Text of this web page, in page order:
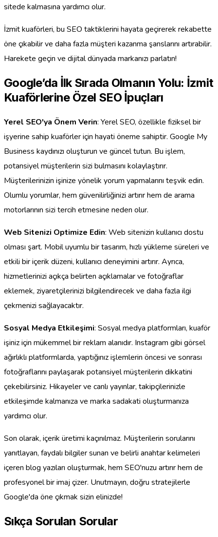
sitede kalmasına yardımcı olur.
İzmit kuaförleri, bu SEO taktiklerini hayata geçirerek rekabette
öne çıkabilir ve daha fazla müşteri kazanma şanslarını artırabilir.
Harekete geçin ve dijital dünyada markanızı parlatın!
Google’da İlk Sırada Olmanın Yolu: İzmit
Kuaförlerine Özel SEO İpuçları
Yerel SEO'ya Önem Verin: Yerel SEO, özellikle fiziksel bir
işyerine sahip kuaförler için hayati öneme sahiptir. Google My
Business kaydınızı oluşturun ve güncel tutun. Bu işlem,
potansiyel müşterilerin sizi bulmasını kolaylaştırır.
Müşterilerinizin işinize yönelik yorum yapmalarını teşvik edin.
Olumlu yorumlar, hem güvenilirliğinizi artırır hem de arama
motorlarının sizi tercih etmesine neden olur.
Web Sitenizi Optimize Edin: Web sitenizin kullanıcı dostu
olması şart. Mobil uyumlu bir tasarım, hızlı yükleme süreleri ve
etkili bir içerik düzeni, kullanıcı deneyimini artırır. Ayrıca,
hizmetlerinizi açıkça belirten açıklamalar ve fotoğraflar
eklemek, ziyaretçilerinizi bilgilendirecek ve daha fazla ilgi
çekmenizi sağlayacaktır.
Sosyal Medya Etkileşimi: Sosyal medya platformları, kuaför
işiniz için mükemmel bir reklam alanıdır. Instagram gibi görsel
ağırlıklı platformlarda, yaptığınız işlemlerin öncesi ve sonrası
fotoğraflarını paylaşarak potansiyel müşterilerin dikkatini
çekebilirsiniz. Hikayeler ve canlı yayınlar, takipçilerinizle
etkileşimde kalmanıza ve marka sadakati oluşturmanıza
yardımcı olur.
Son olarak, içerik üretimi kaçınılmaz. Müşterilerin sorularını
yanıtlayan, faydalı bilgiler sunan ve belirli anahtar kelimeleri
içeren blog yazıları oluşturmak, hem SEO'nuzu artırır hem de
profesyonel bir imaj çizer. Unutmayın, doğru stratejilerle
Google'da öne çıkmak sizin elinizde!
Sıkça Sorulan Sorular